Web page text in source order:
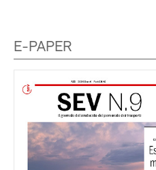
E-PAPER